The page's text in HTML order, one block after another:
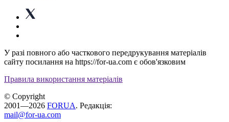
У разі повного або часткового передрукування матеріалів
сайту посилання на https://for-ua.com є обов'язковим
Правила використання матеріалів
© Copyright
2001—2026 FORUA. Редакція:
mail@for-ua.com